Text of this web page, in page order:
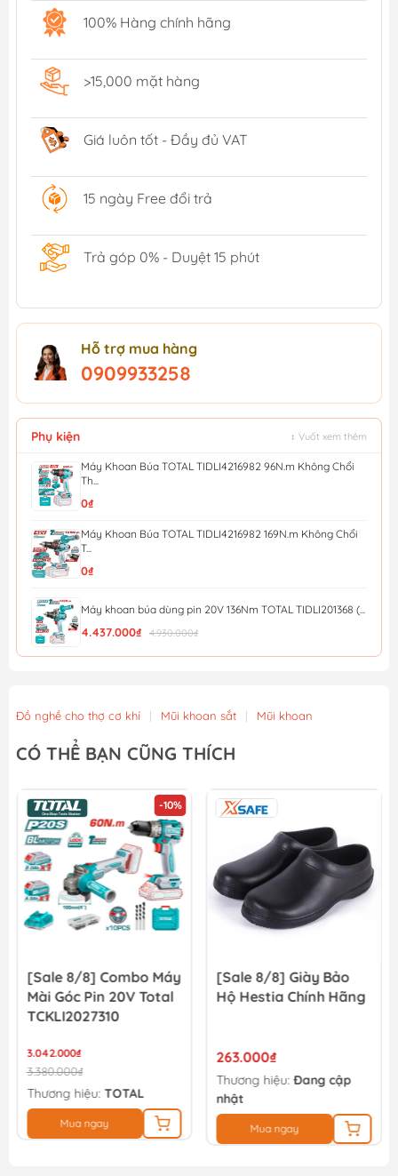
100% Hàng chính hãng
>15,000 mặt hàng
Giá luôn tốt - Đầy đủ VAT
15 ngày Free đổi trả
Trả góp 0% - Duyệt 15 phút
Hỗ trợ mua hàng
0909933258
Phụ kiện ↕ Vuốt xem thêm
Máy Khoan Búa TOTAL TIDLI4216982 96N.m Không Chổi
Th...
0₫
Máy Khoan Búa TOTAL TIDLI4216982 169N.m Không Chổi
T...
0₫
Máy khoan búa dùng pin 20V 136Nm TOTAL TIDLI201368 (...
4.437.000₫ 4.930.000₫
Máy khoan búa không chổi than dùng pin 16V Total TID...
1.404.000₫
Máy khoan động lực không chổi than dùng pin 20V Tota...
3.897.000₫ 4.330.000₫
Đồ nghề cho thợ cơ khí | Mũi khoan sắt | Mũi khoan
CÓ THỂ BẠN CŨNG THÍCH
-10%
[Sale 8/8] Combo Máy
Mài Góc Pin 20V Total
TCKLI2027310
3.042.000₫
3.380.000₫
Thương hiệu: TOTAL
Mua ngay
[Sale 8/8] Giày Bảo
Hộ Hestia Chính Hãng
263.000₫
Thương hiệu:Đang cập
nhật
Mua ngay